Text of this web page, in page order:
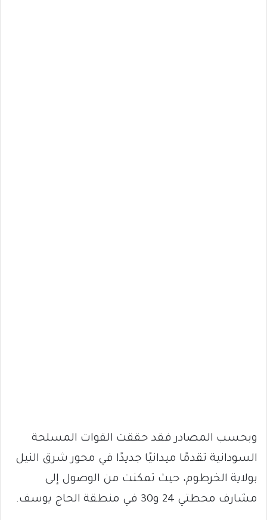
وبحسب المصادر فقد حققت القوات المسلحة
السودانية تقدمًا ميدانيًا جديدًا في محور شرق النيل
بولاية الخرطوم، حيث تمكنت من الوصول إلى
مشارف محطتي 24 و30 في منطقة الحاج يوسف.